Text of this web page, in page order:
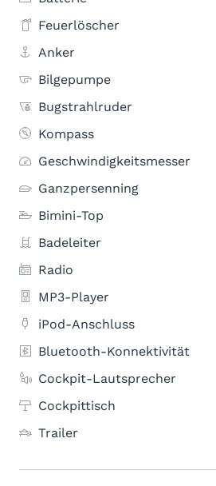
Feuerlöscher
Anker
Bilgepumpe
Bugstrahlruder
Kompass
Geschwindigkeitsmesser
Ganzpersenning
Bimini-Top
Badeleiter
Radio
MP3-Player
iPod-Anschluss
Bluetooth-Konnektivität
Cockpit-Lautsprecher
Cockpittisch
Trailer